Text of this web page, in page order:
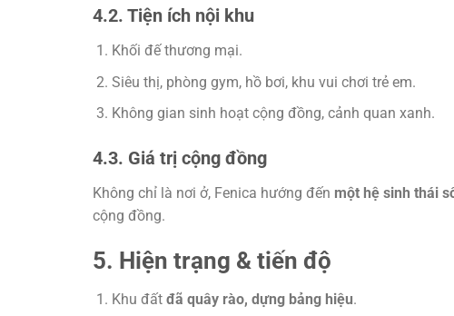
4.2. Tiện ích nội khu
Khối đế thương mại.
Siêu thị, phòng gym, hồ bơi, khu vui chơi trẻ em.
Không gian sinh hoạt cộng đồng, cảnh quan xanh.
4.3. Giá trị cộng đồng
Không chỉ là nơi ở, Fenica hướng đến một hệ sinh thái
cộng đồng.
5. Hiện trạng & tiến độ
Khu đất đã quây rào, dựng bảng hiệu.